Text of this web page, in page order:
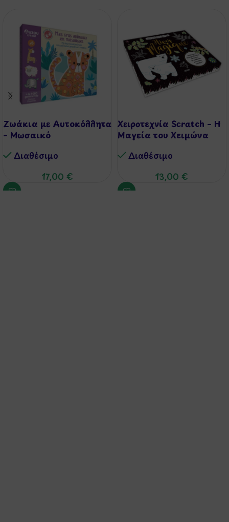
Ζωάκια με Αυτοκόλλητα
– Μωσαικό
Διαθέσιμo
17,00 €
Χειροτεχνία Scratch – Η
Μαγεία του Χειμώνα
Διαθέσιμo
13,00 €